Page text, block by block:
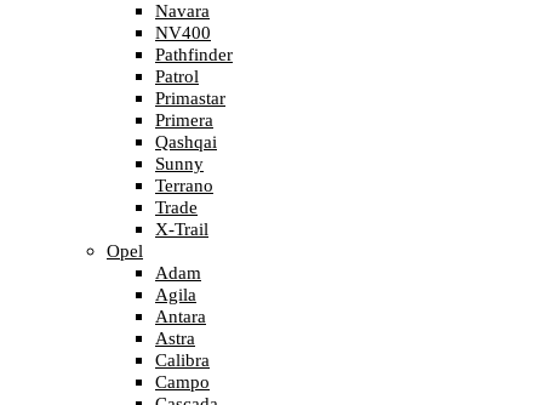
Navara
NV400
Pathfinder
Patrol
Primastar
Primera
Qashqai
Sunny
Terrano
Trade
X-Trail
Opel
Adam
Agila
Antara
Astra
Calibra
Campo